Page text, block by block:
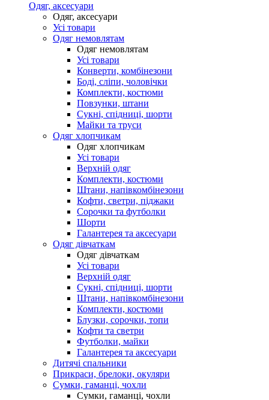
Одяг, аксесуари
Одяг, аксесуари
Усі товари
Одяг немовлятам
Одяг немовлятам
Усі товари
Конверти, комбінезони
Боді, сліпи, чоловічки
Комплекти, костюми
Повзунки, штани
Сукні, спідниці, шорти
Майки та труси
Одяг хлопчикам
Одяг хлопчикам
Усі товари
Верхній одяг
Комплекти, костюми
Штани, напівкомбінезони
Кофти, светри, піджаки
Сорочки та футболки
Шорти
Галантерея та аксесуари
Одяг дівчаткам
Одяг дівчаткам
Усі товари
Верхній одяг
Сукні, спідниці, шорти
Штани, напівкомбінезони
Комплекти, костюми
Блузки, сорочки, топи
Кофти та светри
Футболки, майки
Галантерея та аксесуари
Дитячі спальники
Прикраси, брелоки, окуляри
Сумки, гаманці, чохли
Сумки, гаманці, чохли